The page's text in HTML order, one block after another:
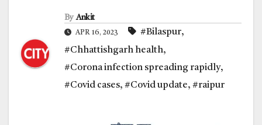
By Ankit
APR 16, 2023 #Bilaspur,
#Chhattishgarh health,
#Corona infection spreading rapidly,
#Covid cases, #Covid update, #raipur